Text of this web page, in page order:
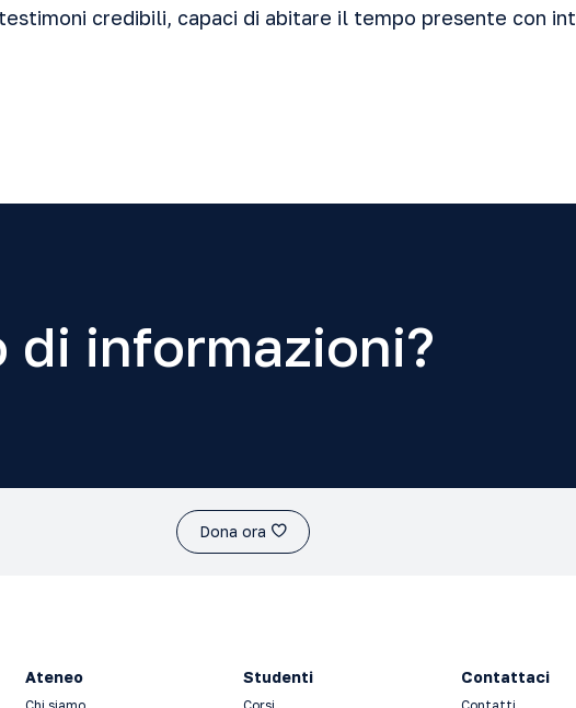
credibili, capaci di abitare il tempo presente con
di informazioni?
Dona ora
Ateneo Studenti Contattaci